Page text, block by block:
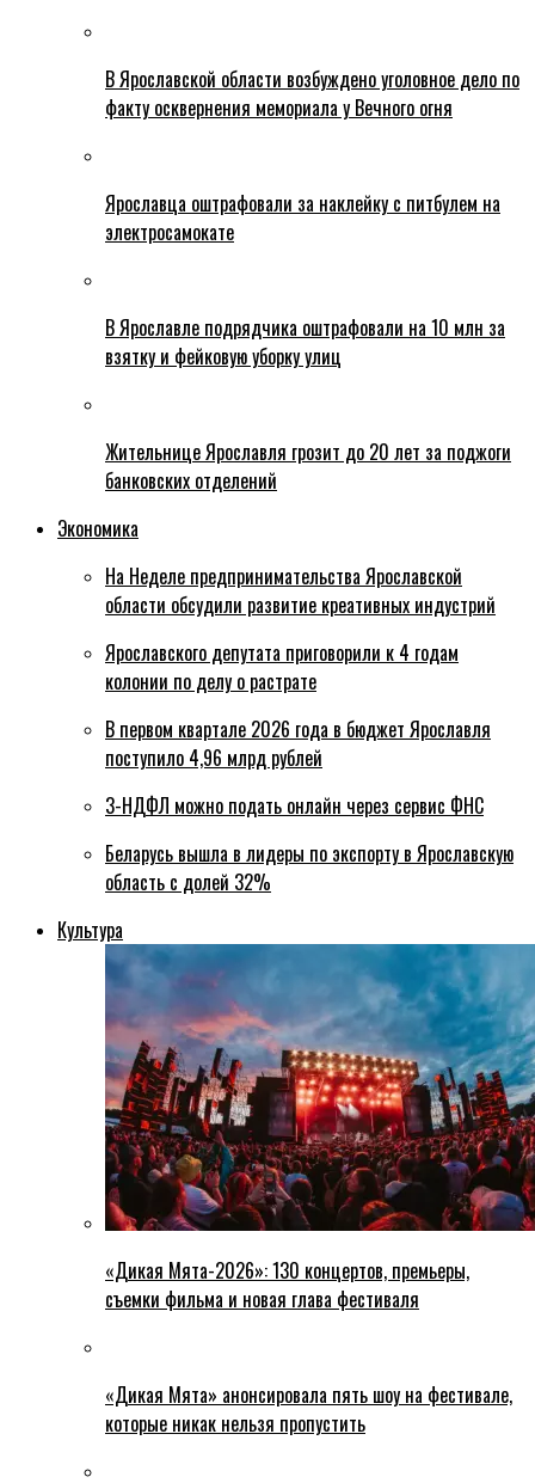
В Ярославской области возбуждено уголовное дело по
факту осквернения мемориала у Вечного огня
Ярославца оштрафовали за наклейку с питбулем на
электросамокате
В Ярославле подрядчика оштрафовали на 10 млн за
взятку и фейковую уборку улиц
Жительнице Ярославля грозит до 20 лет за поджоги
банковских отделений
Экономика
На Неделе предпринимательства Ярославской
области обсудили развитие креативных индустрий
Ярославского депутата приговорили к 4 годам
колонии по делу о растрате
В первом квартале 2026 года в бюджет Ярославля
поступило 4,96 млрд рублей
3-НДФЛ можно подать онлайн через сервис ФНС
Беларусь вышла в лидеры по экспорту в Ярославскую
область с долей 32%
Культура
«Дикая Мята-2026»: 130 концертов, премьеры,
съемки фильма и новая глава фестиваля
«Дикая Мята» анонсировала пять шоу на фестивале,
которые никак нельзя пропустить